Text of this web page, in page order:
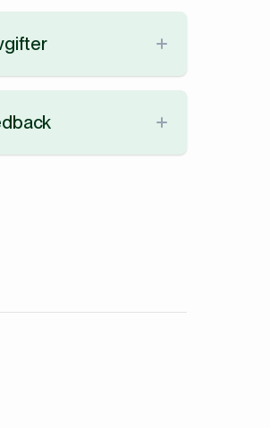
Vi har
än den fasta summan